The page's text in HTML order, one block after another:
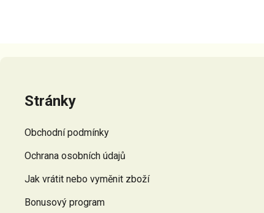
Stránky
Obchodní podmínky
Ochrana osobních údajů
Jak vrátit nebo vyměnit zboží
Bonusový program